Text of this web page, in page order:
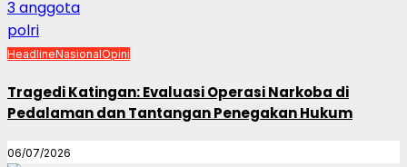
HeadlineNasionalOpini
Tragedi Katingan: Evaluasi Operasi Narkoba di
Pedalaman dan Tantangan Penegakan Hukum
06/07/2026